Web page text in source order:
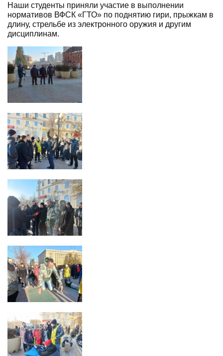
Наши студенты приняли участие в выполнении
нормативов ВФСК «ГТО» по поднятию гири, прыжкам в
длину, стрельбе из электронного оружия и другим
дисциплинам.